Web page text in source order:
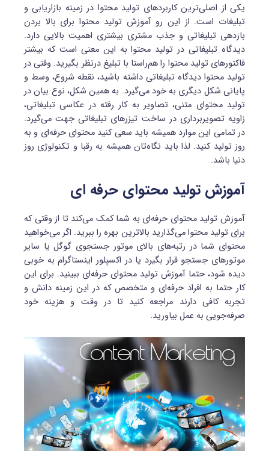
یکی از اصلی‌ترین کاربردهای تولید محتوا در زمینه بازاریابی و
تبلیغات است. از این رو آموزش تولید محتوا برای بالا بردن
بازدهی تبلیغاتی و جذب مشتری بیشتری اهمیت بالایی دارد.
دیدگاه تبلیغاتی در تولید محتوا به این معنی است که بیشتر
فاکتورهای تولید محتوا را هم‌راستا با تبلیغ درنظر بگیرید. وقتی در
تولید محتوا دیدگاه تبلیغاتی داشته باشید، نقطه شروع، وسط و
پایانی شکل دیگری به خود می‌گیرد. به همین شکل، نوع بیان در
تولید محتوای متنی، تصاویر به کار رفته در عکاسی‌ تبلیغاتی،
زاویه تصویربرداری در ساخت تیزرهای تبلیغاتی جهت می‌گیرد.
در تمامی این موارد همیشه باید سعی کنید محتوای حرفه‌ای و به
روز تولید کنید. لذا باید نگاه‌تان همیشه به رقبا و تکنولوژی روز
دنیا باشد.
آموزش تولید محتوای حرفه ای
آموزش تولید محتوای حرفه‌ای به شما کمک می‌کند تا از وقتی که
برای تولید محتوا می‌گذارید بالاترین بهره را ببرید. اگر می‌خواهید
محتوای شما در رتبه‌های بالای موتور جستجوی گوگل یا سایر
موتورهای جستجو قرار بگیرد یا در اکسپلور اینستاگرام به خوبی
دیده شود، حتما آموزش تولید محتوای حرفه‌ای ببینید. برای این
کار حتما به افراد حرفه‌ای و متخصص که در این زمینه دانش و
تجربه کافی دارند مراجعه کنید تا در وقت و هزینه خود
صرفه‌جویی به عمل بیاورید.